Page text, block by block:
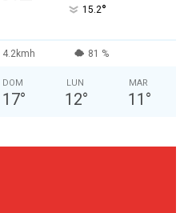
15.2°
4.2kmh 81 %
DOM
17°
LUN
12°
MAR
11 °